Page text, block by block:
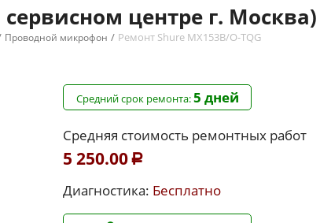
сервисном центре г. Москва)
Проводной микрофон / Ремонт Shure MX153B/O-TQG
Средний срок ремонта:5 дней
Средняя стоимость ремонтных работ
5 250.00 Р
Диагностика: Бесплатно